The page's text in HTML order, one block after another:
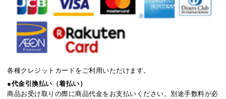
各種クレジットカードをご利用いただけます。
●代金引換払い（着払い）
商品お受け取りの際に商品代金をお支払いください。別途手数料が必